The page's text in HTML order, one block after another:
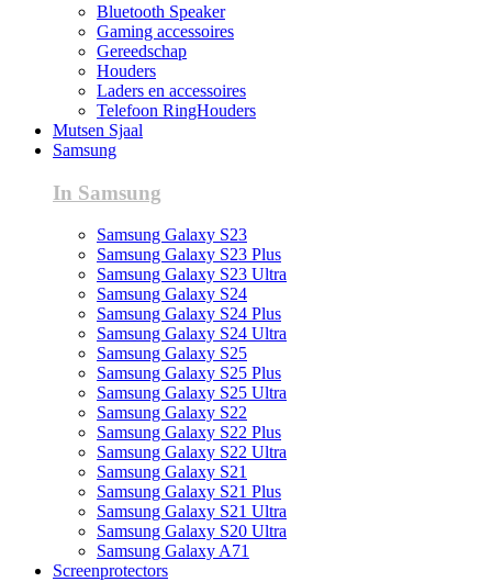
Bluetooth Speaker
Gaming accessoires
Gereedschap
Houders
Laders en accessoires
Telefoon RingHouders
Mutsen Sjaal
Samsung
In Samsung
Samsung Galaxy S23
Samsung Galaxy S23 Plus
Samsung Galaxy S23 Ultra
Samsung Galaxy S24
Samsung Galaxy S24 Plus
Samsung Galaxy S24 Ultra
Samsung Galaxy S25
Samsung Galaxy S25 Plus
Samsung Galaxy S25 Ultra
Samsung Galaxy S22
Samsung Galaxy S22 Plus
Samsung Galaxy S22 Ultra
Samsung Galaxy S21
Samsung Galaxy S21 Plus
Samsung Galaxy S21 Ultra
Samsung Galaxy S20 Ultra
Samsung Galaxy A71
Screenprotectors